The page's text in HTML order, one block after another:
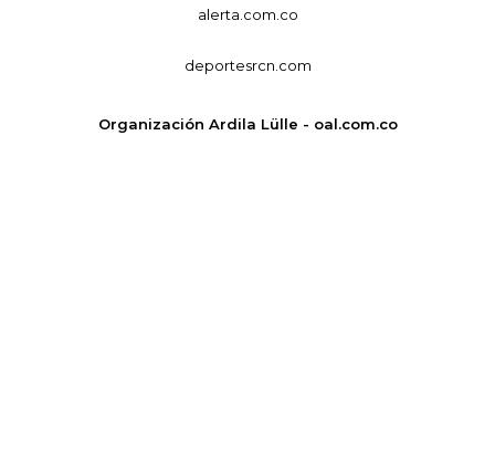
alerta.com.co
deportesrcn.com
Organización Ardila Lülle - oal.com.co